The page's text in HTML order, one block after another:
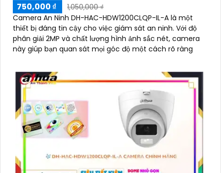
750,000 ₫
1,050,000 ₫
Camera An Ninh DH-HAC-HDW1200CLQP-IL-A là một
thiết bị đáng tin cậy cho việc giám sát an ninh. Với độ
phân giải 2MP và chất lượng hình ảnh sắc nét, camera
này giúp bạn quan sát mọi góc độ một cách rõ ràng